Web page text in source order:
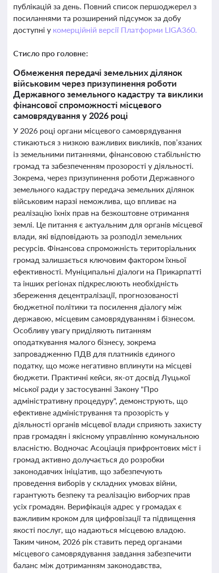
публікацій за день. Повний список першоджерел з
посиланнями та розширений підсумок за добу
доступні у комерційній версії Платформи LIGA360.
Стисло про головне:
Обмеження передачі земельних ділянок
військовим через призупинення роботи
Державного земельного кадастру та виклики
фінансової спроможності місцевого
самоврядування у 2026 році
У 2026 році органи місцевого самоврядування
стикаються з низкою важливих викликів, пов’язаних
із земельними питаннями, фінансовою стабільністю
громад та забезпеченням прозорості у діяльності.
Зокрема, через призупинення роботи Державного
земельного кадастру передача земельних ділянок
військовим наразі неможлива, що впливає на
реалізацію їхніх прав на безкоштовне отримання
землі. Це питання є актуальним для органів місцевої
влади, які відповідають за розподіл земельних
ресурсів. Фінансова спроможність територіальних
громад залишається ключовим фактором їхньої
ефективності. Муніципальні діалоги на Прикарпатті
та інших регіонах підкреслюють необхідність
збереження децентралізації, прогнозованості
бюджетної політики та посилення діалогу між
державою, місцевим самоврядуванням і бізнесом.
Особливу увагу приділяють питанням
оподаткування малого бізнесу, зокрема
запровадженню ПДВ для платників єдиного
податку, що може негативно вплинути на місцеві
бюджети. Практичні кейси, як-от досвід Луцької
міської ради у застосуванні Закону "Про
адміністративну процедуру", демонструють, що
ефективне адміністрування та прозорість у
діяльності органів місцевої влади сприяють захисту
прав громадян і якісному управлінню комунальною
власністю. Водночас Асоціація прифронтових міст і
громад активно долучається до розробки
законодавчих ініціатив, що забезпечують
проведення виборів у складних умовах війни,
гарантують безпеку та реалізацію виборчих прав
усіх громадян. Верифікація адрес у громадах є
важливим кроком для цифровізації та підвищення
якості послуг, що надаються місцевою владою.
Таким чином, 2026 рік ставить перед органами
місцевого самоврядування завдання забезпечити
баланс між дотриманням законодавства,